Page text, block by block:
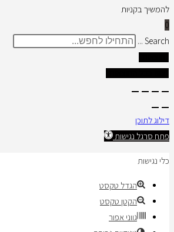
להמשיך בקניות
0
Search ...
דילוג לתוכן
פתח סרגל נגישות
כלי נגישות
הגדל טקסט
הקטן טקסט
גווני אפור